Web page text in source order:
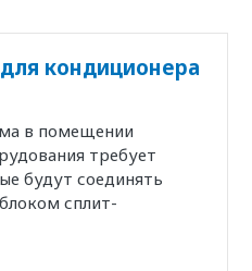
кондиционера
в помещении
требует
будут соединять
сплит-